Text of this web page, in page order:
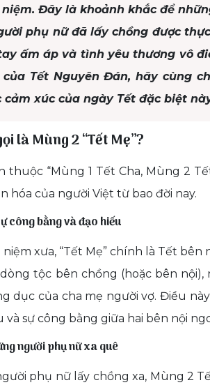
Đây là khoảnh khắc để
phụ nữ đã lấy chồng được
ấm áp và tình yêu thương vô
Tết Nguyên Đán, hãy cùng
cảm xúc của ngày Tết đặc biệt
là Mùng 2 “Tết Mẹ”?
thuộc “Mùng 1 Tết Cha, Mùng 2
hóa của người Việt từ bao đời nay.
công bằng và đạo hiếu
xưa, “Tết Mẹ” chính là Tết
tộc bên chồng (hoặc bên
dục của cha mẹ người vợ. Điều
và sự công bằng giữa hai bên nội
người phụ nữ xa quê
phụ nữ lấy chồng xa, Mùng 2